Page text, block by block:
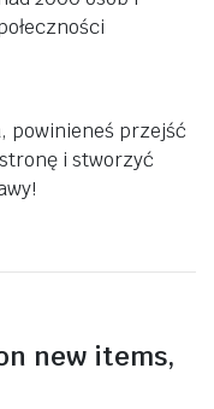
powinieneś przejść
i stworzyć
new items,